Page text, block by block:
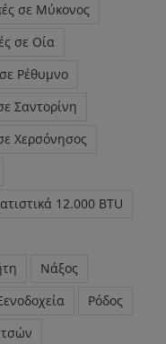
σε Μύκονος
σε Οία
Ρέθυμνο
Σαντορίνη
Χερσόνησος
12.000 BTU
Νάξος
Ρόδος